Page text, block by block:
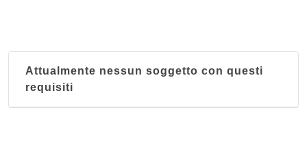
Attualmente nessun soggetto con questi
requisiti